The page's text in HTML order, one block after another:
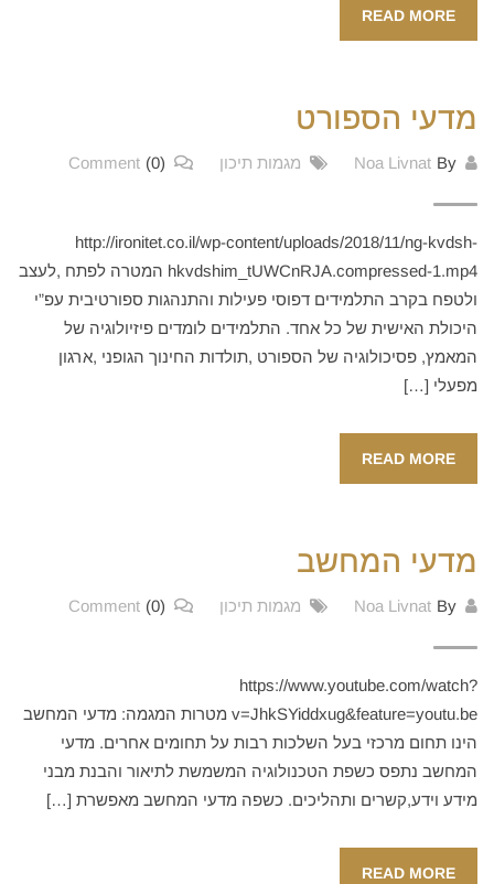
READ MORE
מדעי הספורט
By
Noa Livnat מגמות תיכון (0)
Comment
http://ironitet.co.il/wp-content/uploads/2018/11/ng-kvdsh-
hkvdshim_tUWCnRJA.compressed-1.mp4 המטרה לפתח ,לעצב
ולטפח בקרב התלמידים דפוסי פעילות והתנהגות ספורטיבית עפ”י
היכולת האישית של כל אחד. התלמידים לומדים פיזיולוגיה של
המאמץ, פסיכולוגיה של הספורט ,תולדות החינוך הגופני ,ארגון
מפעלי […]
READ MORE
מדעי המחשב
By
Noa Livnat מגמות תיכון (0)
Comment
https://www.youtube.com/watch?
v=JhkSYiddxug&feature=youtu.be מטרות המגמה: מדעי המחשב
הינו תחום מרכזי בעל השלכות רבות על תחומים אחרים. מדעי
המחשב נתפס כשפת הטכנולוגיה המשמשת לתיאור והבנת מבני
מידע וידע,קשרים ותהליכים. כשפה מדעי המחשב מאפשרת […]
READ MORE